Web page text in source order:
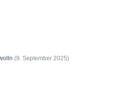
(9. September 2025)